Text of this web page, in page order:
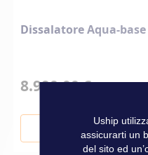
Dissalatore Aqua-base
8.990,00 €
Uship
assicurarti un
del sito ed